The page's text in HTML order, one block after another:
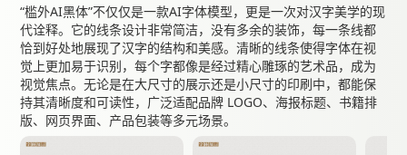
“槛外AI黑体”不仅仅是一款AI字体模型，更是一次对汉字美学的现
代诠释。它的线条设计非常简洁，没有多余的装饰，每一条线都
恰到好处地展现了汉字的结构和美感。清晰的线条使得字体在视
觉上更加易于识别，每个字都像是经过精心雕琢的艺术品，成为
视觉焦点。无论是在大尺寸的展示还是小尺寸的印刷中，都能保
持其清晰度和可读性，广泛适配品牌 LOGO、海报标题、书籍排
版、网页界面、产品包装等多元场景。